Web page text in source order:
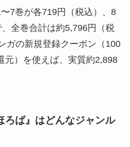
7巻が各719円（税込）、8
全巻合計は約5,796円（税
ガの新規登録クーポン（100
元）を使えば、実質約2,898
ろば』はどんなジャンル